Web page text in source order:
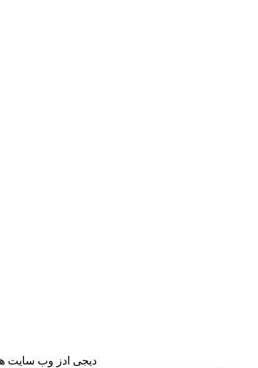
دیجی ادز وب سایت